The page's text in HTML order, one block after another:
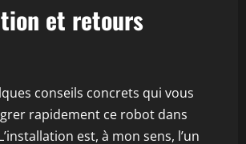
et retours
conseils concrets qui vous
rapidement ce robot dans
est, à mon sens, l’un